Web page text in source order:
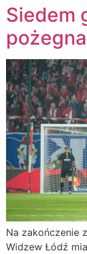
Siedem
Na zakończenie
Widzew Łódź